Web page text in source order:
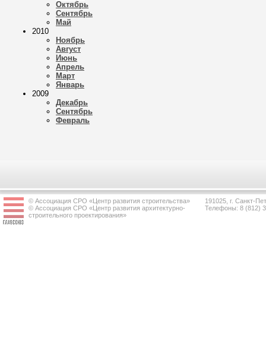
Октябрь
Сентябрь
Май
2010
Ноябрь
Август
Июнь
Апрель
Март
Январь
2009
Декабрь
Сентябрь
Февраль
© Ассоциация СРО «Центр развития строительства»
© Ассоциация СРО «Центр развития архитектурно-
строительного проектирования»
191025, г. Санкт-
Телефоны: 8 (812)